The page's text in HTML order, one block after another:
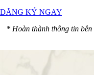
ĐĂNG KÝ NGAY
* Hoàn thành thông tin